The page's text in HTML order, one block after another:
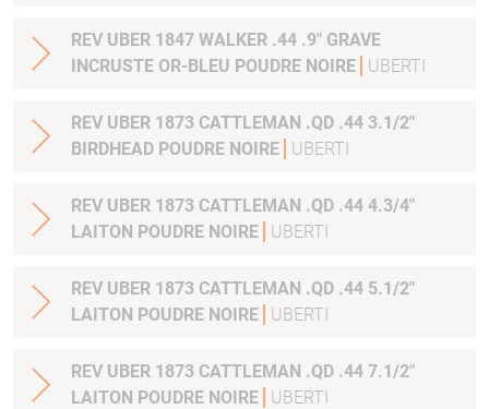
REV UBER 1847 WALKER .44 .9" GRAVE
INCRUSTE OR-BLEU POUDRE NOIRE
UBERTI
REV UBER 1873 CATTLEMAN .QD .44 3.1/2"
BIRDHEAD POUDRE NOIRE
UBERTI
REV UBER 1873 CATTLEMAN .QD .44 4.3/4"
LAITON POUDRE NOIRE
UBERTI
REV UBER 1873 CATTLEMAN .QD .44 5.1/2"
LAITON POUDRE NOIRE
UBERTI
REV UBER 1873 CATTLEMAN .QD .44 7.1/2"
LAITON POUDRE NOIRE
UBERTI